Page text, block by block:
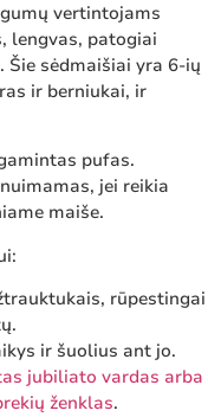
vertintojams
lengvas, patogiai
Šie sėdmaišiai yra 6-ių
ir berniukai, ir
pufas.
jei reikia
maiše.
rūpestingai
ir šuolius ant jo.
jubiliato vardas arba
ženklas.